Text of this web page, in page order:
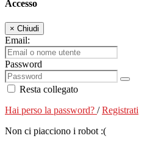
Accesso
× Chiudi
Email:
Password
Resta collegato
Hai perso la password? /Registrati
Non ci piacciono i robot :(